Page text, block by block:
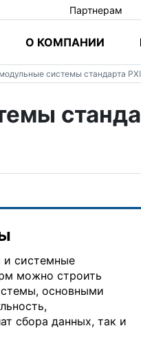
Партнерам
О КОМПАНИИ
системы стандарта
и системные
можно строить
основными
сбора данных, так и